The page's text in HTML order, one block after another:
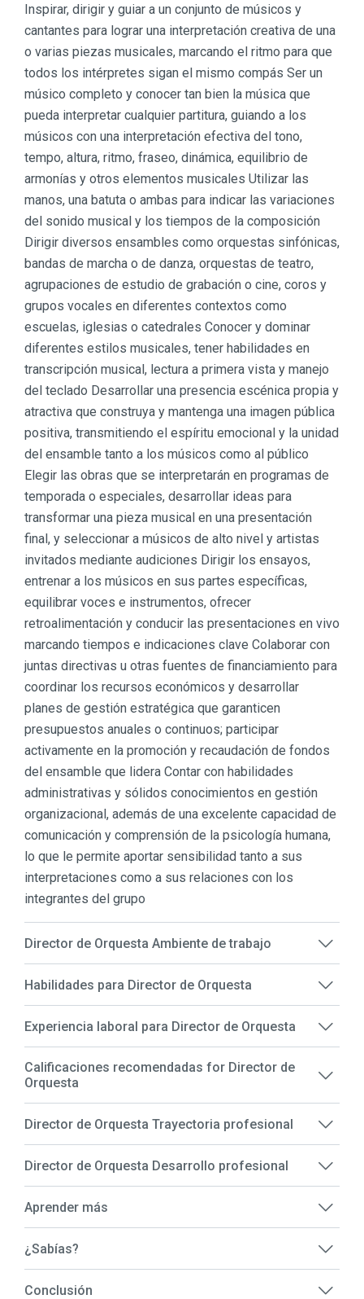
Inspirar, dirigir y guiar a un conjunto de músicos y
cantantes para lograr una interpretación creativa de una
o varias piezas musicales, marcando el ritmo para que
todos los intérpretes sigan el mismo compás Ser un
músico completo y conocer tan bien la música que
pueda interpretar cualquier partitura, guiando a los
músicos con una interpretación efectiva del tono,
tempo, altura, ritmo, fraseo, dinámica, equilibrio de
armonías y otros elementos musicales Utilizar las
manos, una batuta o ambas para indicar las variaciones
del sonido musical y los tiempos de la composición
Dirigir diversos ensambles como orquestas sinfónicas,
bandas de marcha o de danza, orquestas de teatro,
agrupaciones de estudio de grabación o cine, coros y
grupos vocales en diferentes contextos como
escuelas, iglesias o catedrales Conocer y dominar
diferentes estilos musicales, tener habilidades en
transcripción musical, lectura a primera vista y manejo
del teclado Desarrollar una presencia escénica propia y
atractiva que construya y mantenga una imagen pública
positiva, transmitiendo el espíritu emocional y la unidad
del ensamble tanto a los músicos como al público
Elegir las obras que se interpretarán en programas de
temporada o especiales, desarrollar ideas para
transformar una pieza musical en una presentación
final, y seleccionar a músicos de alto nivel y artistas
invitados mediante audiciones Dirigir los ensayos,
entrenar a los músicos en sus partes específicas,
equilibrar voces e instrumentos, ofrecer
retroalimentación y conducir las presentaciones en vivo
marcando tiempos e indicaciones clave Colaborar con
juntas directivas u otras fuentes de financiamiento para
coordinar los recursos económicos y desarrollar
planes de gestión estratégica que garanticen
presupuestos anuales o continuos; participar
activamente en la promoción y recaudación de fondos
del ensamble que lidera Contar con habilidades
administrativas y sólidos conocimientos en gestión
organizacional, además de una excelente capacidad de
comunicación y comprensión de la psicología humana,
lo que le permite aportar sensibilidad tanto a sus
interpretaciones como a sus relaciones con los
integrantes del grupo
Director de Orquesta Ambiente de trabajo
Habilidades para Director de Orquesta
Experiencia laboral para Director de Orquesta
Calificaciones recomendadas for Director de
Orquesta
Director de Orquesta Trayectoria profesional
Director de Orquesta Desarrollo profesional
Aprender más
¿Sabías?
Conclusión